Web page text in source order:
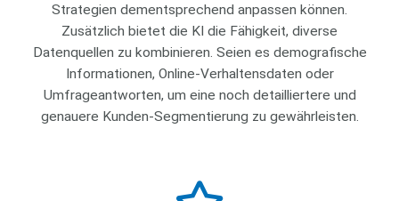
Strategien dementsprechend anpassen können.
Zusätzlich bietet die KI die Fähigkeit, diverse
Datenquellen zu kombinieren. Seien es demografische
Informationen, Online-Verhaltensdaten oder
Umfrageantworten, um eine noch detailliertere und
genauere Kunden-Segmentierung zu gewährleisten.